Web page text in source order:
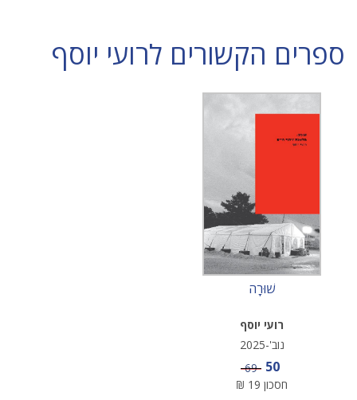
ספרים הקשורים לרועי יוסף
שׁוּרָה
רועי יוסף
נוב'-2025
מחיר מבצע
50 מחיר
69
חסכון 19
₪